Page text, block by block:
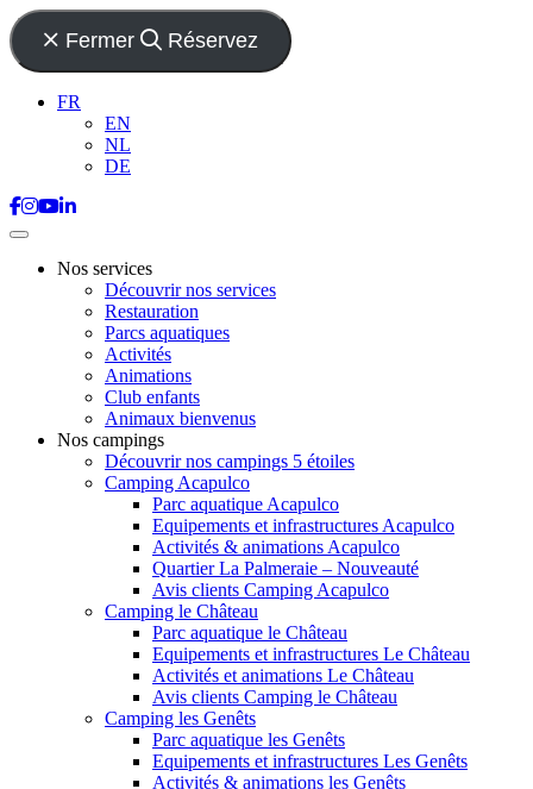
Fermer Réservez
FR
EN
NL
DE
Nos services
Découvrir nos services
Restauration
Parcs aquatiques
Activités
Animations
Club enfants
Animaux bienvenus
Nos campings
Découvrir nos campings 5 étoiles
Camping Acapulco
Parc aquatique Acapulco
Equipements et infrastructures Acapulco
Activités & animations Acapulco
Quartier La Palmeraie – Nouveauté
Avis clients Camping Acapulco
Camping le Château
Parc aquatique le Château
Equipements et infrastructures Le Château
Activités et animations Le Château
Avis clients Camping le Château
Camping les Genêts
Parc aquatique les Genêts
Equipements et infrastructures Les Genêts
Activités & animations les Genêts